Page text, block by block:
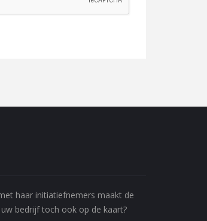
haar initiatiefnemers maakt de
bedrijf toch ook op de kaart?